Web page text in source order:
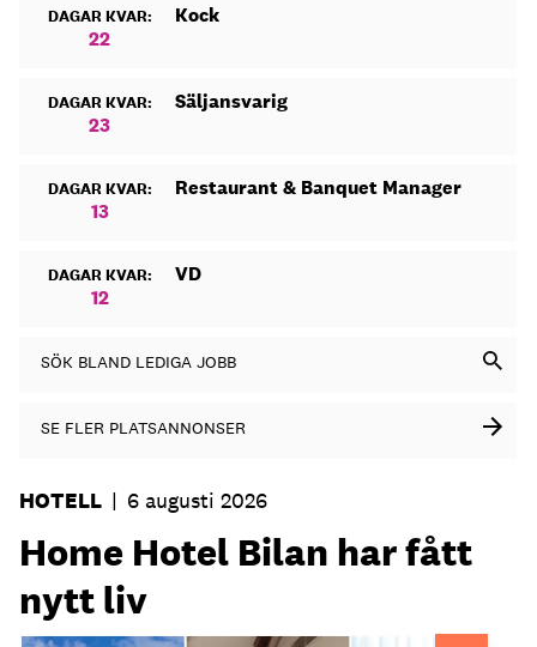
DAGAR KVAR:
22
Kock
DAGAR KVAR:
23
Säljansvarig
DAGAR KVAR:
13
Restaurant & Banquet Manager
DAGAR KVAR:
12
VD
SÖK BLAND LEDIGA JOBB
SE FLER PLATSANNONSER
HOTELL | 6 augusti 2026
Home Hotel Bilan har fått
nytt liv